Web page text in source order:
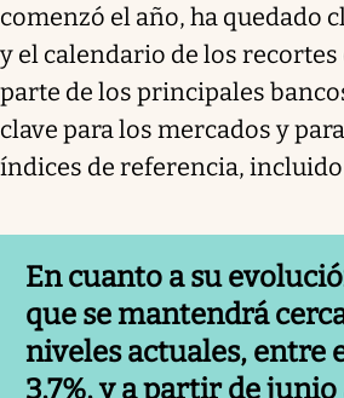
comenzó el año, ha quedado
y el calendario de los
parte de los principales
clave para los mercados y
índices de referencia,
En cuanto a su
que se mantendrá
niveles actuales, entre
3,7%, y a partir de